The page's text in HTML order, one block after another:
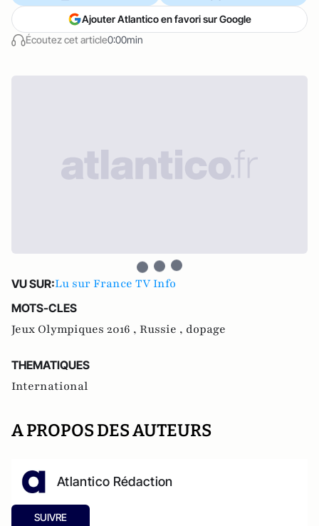
Écoutez cet article0:00min
Ajouter Atlantico en favori sur Google
VU SUR:Lu sur France TV Info
MOTS-CLES
Jeux Olympiques 2016 , Russie , dopage
THEMATIQUES
International
A PROPOS DES AUTEURS
Atlantico Rédaction
SUIVRE